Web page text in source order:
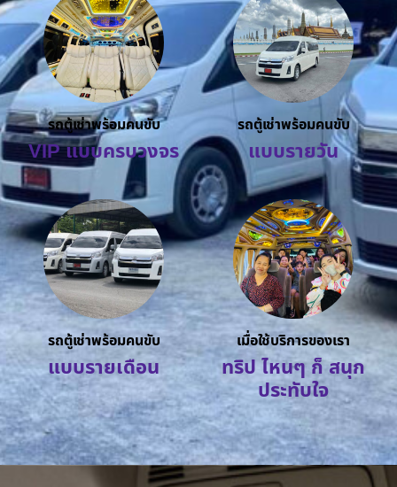
รถตู้เช่าพร้อมคนขับ
VIP แบบครบวงจร
รถตู้เช่าพร้อมคนขับ
แบบรายวัน
รถตู้เช่าพร้อมคนขับ
แบบรายเดือน
เมื่อใช้บริการของเรา
ทริป ไหนๆ ก็ สนุก
ประทับใจ